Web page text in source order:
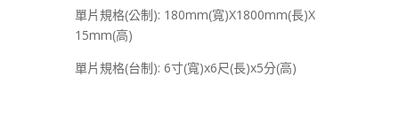
單片規格(公制): 180mm(寬)X1800mm(長)X
15mm(高)
單片規格(台制): 6寸(寬)x6尺(長)x5分(高)